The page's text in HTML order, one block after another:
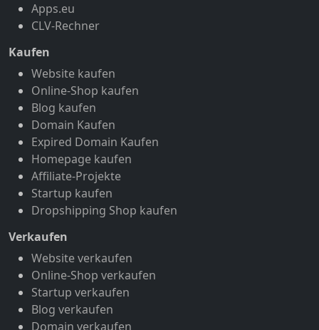
Apps.eu
CLV-Rechner
Kaufen
Website kaufen
Online-Shop kaufen
Blog kaufen
Domain Kaufen
Expired Domain Kaufen
Homepage kaufen
Affiliate-Projekte
Startup kaufen
Dropshipping Shop kaufen
Verkaufen
Website verkaufen
Online-Shop verkaufen
Startup verkaufen
Blog verkaufen
Domain verkaufen